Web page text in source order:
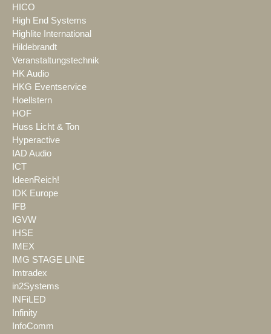
HICO
High End Systems
Highlite International
Hildebrandt
Veranstaltungstechnik
HK Audio
HKG Eventservice
Hoellstern
HOF
Huss Licht & Ton
Hyperactive
IAD Audio
ICT
IdeenReich!
IDK Europe
IFB
IGVW
IHSE
IMEX
IMG STAGE LINE
Imtradex
in2Systems
INFiLED
Infinity
InfoComm